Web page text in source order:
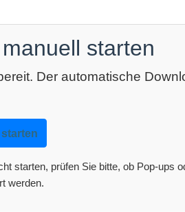
starten
Der automatische
starten, prüfen Sie bitte, ob Pop-ups
werden.